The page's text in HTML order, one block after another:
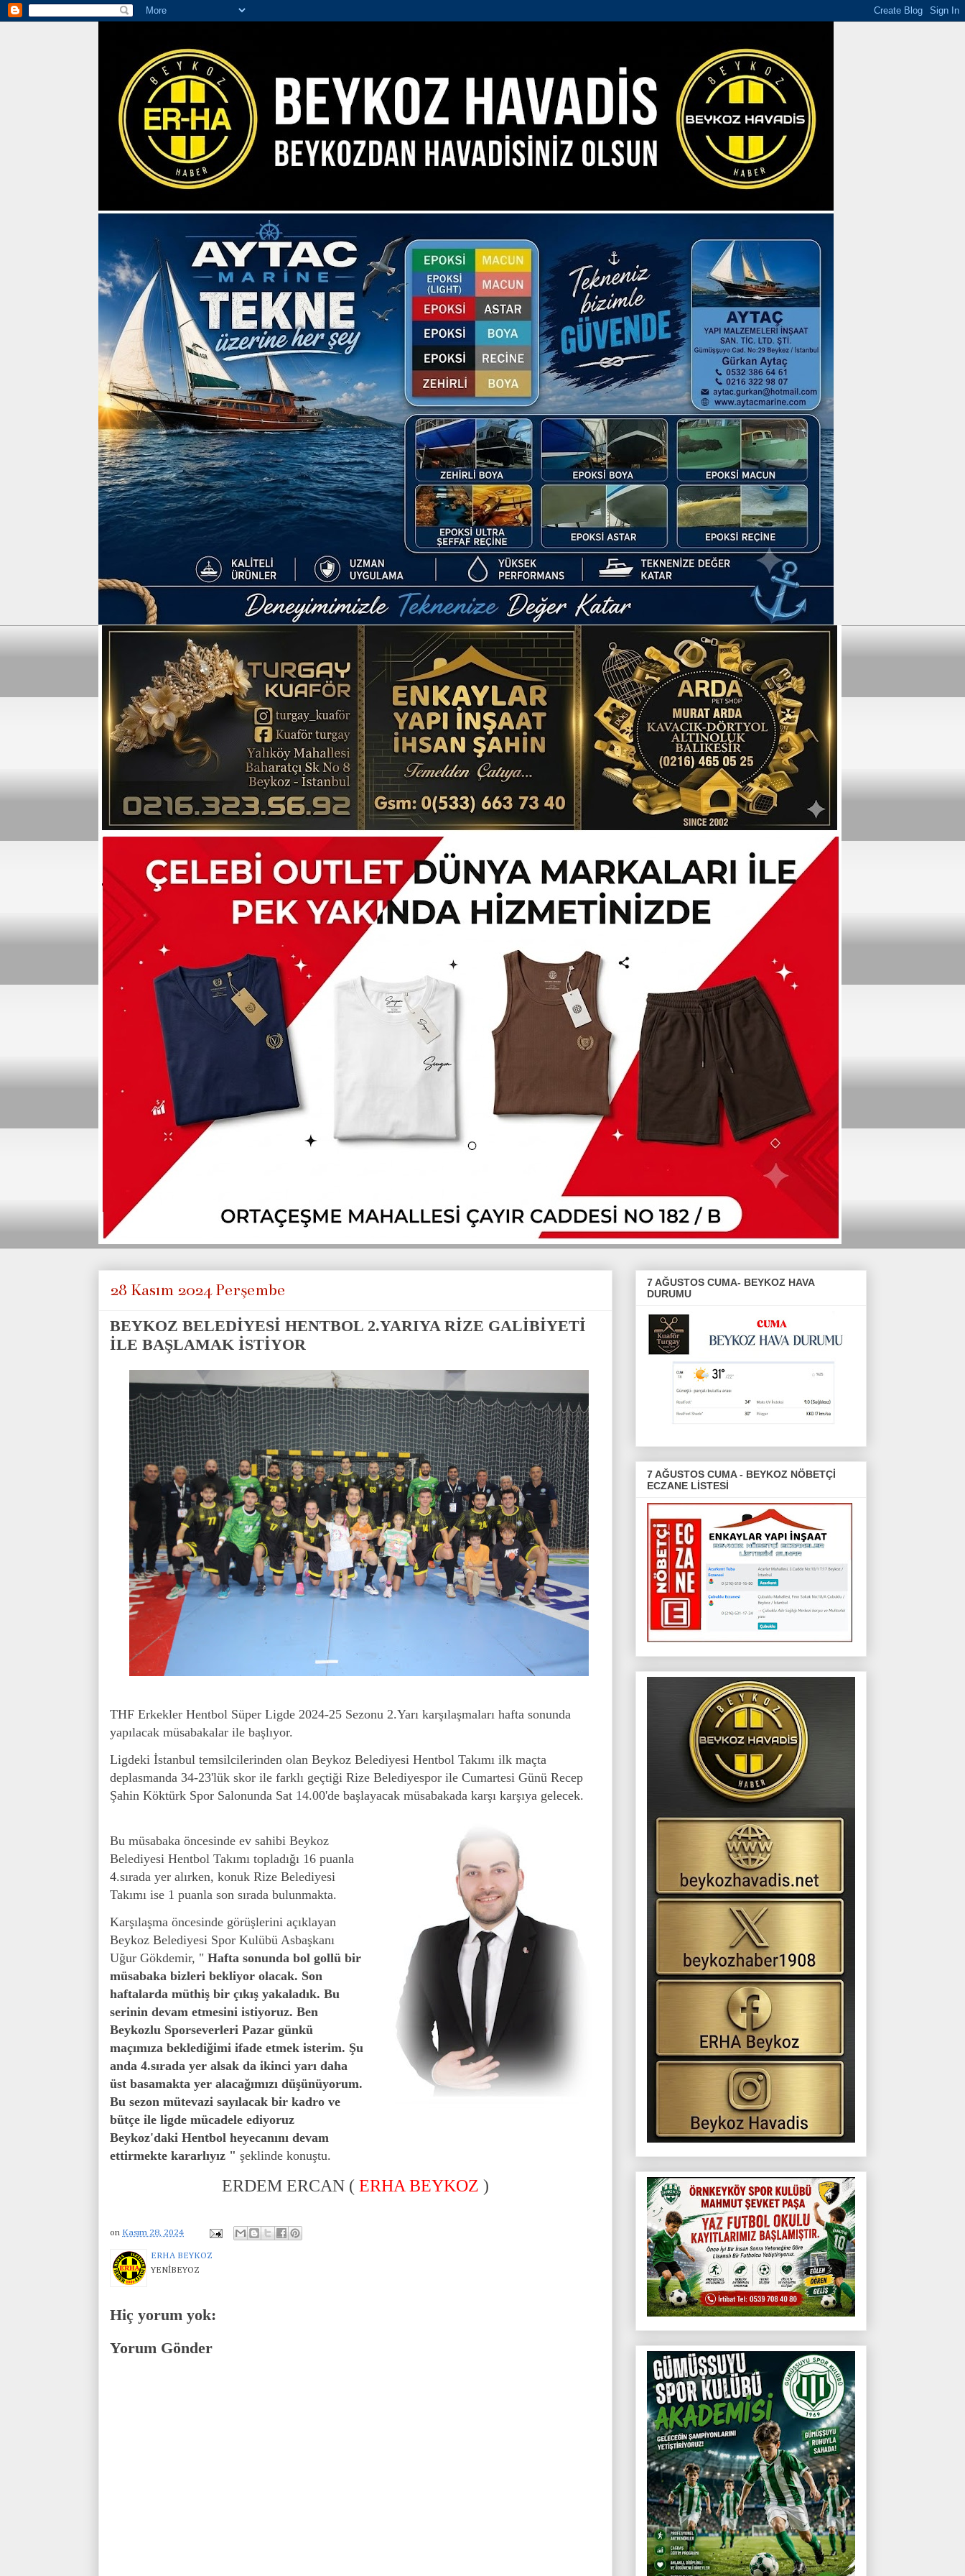
28 Kasım 2024 Perşembe
BEYKOZ BELEDİYESİ HENTBOL 2.YARIYA RİZE GALİBİYETİ
İLE BAŞLAMAK İSTİYOR
THF Erkekler Hentbol Süper Ligde 2024-25 Sezonu 2.Yarı karşılaşmaları hafta sonunda
yapılacak müsabakalar ile başlıyor.
Ligdeki İstanbul temsilcilerinden olan Beykoz Belediyesi Hentbol Takımı ilk maçta
deplasmanda 34-23'lük skor ile farklı geçtiği Rize Belediyespor ile Cumartesi Günü Recep
Şahin Köktürk Spor Salonunda Sat 14.00'de başlayacak müsabakada karşı karşıya gelecek.
Bu müsabaka öncesinde ev sahibi Beykoz
Belediyesi Hentbol Takımı topladığı 16 puanla
4.sırada yer alırken, konuk Rize Belediyesi
Takımı ise 1 puanla son sırada bulunmakta.
Karşılaşma öncesinde görüşlerini açıklayan
Beykoz Belediyesi Spor Kulübü Asbaşkanı
Uğur Gökdemir, " Hafta sonunda bol gollü bir
müsabaka bizleri bekliyor olacak. Son
haftalarda müthiş bir çıkış yakaladık. Bu
serinin devam etmesini istiyoruz. Ben
Beykozlu Sporseverleri Pazar günkü
maçımıza beklediğimi ifade etmek isterim. Şu
anda 4.sırada yer alsak da ikinci yarı daha
üst basamakta yer alacağımızı düşünüyorum.
Bu sezon mütevazi sayılacak bir kadro ve
bütçe ile ligde mücadele ediyoruz
Beykoz'daki Hentbol heyecanını devam
ettirmekte kararlıyız " şeklinde konuştu.
ERDEM ERCAN ( ERHA BEYKOZ )
on Kasım 28, 2024
ERHA BEYKOZ
YENİBEYOZ
Hiç yorum yok:
Yorum Gönder
7 AĞUSTOS CUMA- BEYKOZ HAVA
DURUMU
7 AĞUSTOS CUMA - BEYKOZ NÖBETÇİ
ECZANE LİSTESİ